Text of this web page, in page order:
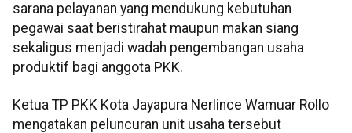
sarana pelayanan yang mendukung kebutuhan
pegawai saat beristirahat maupun makan siang
sekaligus menjadi wadah pengembangan usaha
produktif bagi anggota PKK.
Ketua TP PKK Kota Jayapura Nerlince Wamuar Rollo
mengatakan peluncuran unit usaha tersebut